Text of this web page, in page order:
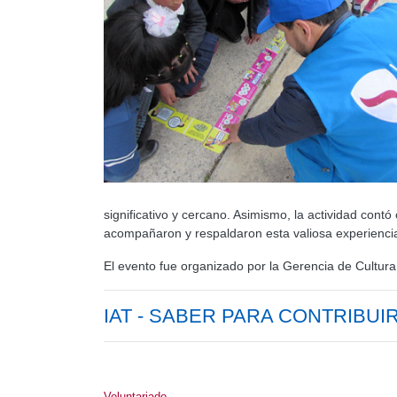
significativo y cercano. Asimismo, la actividad
acompañaron y respaldaron esta valiosa
El evento fue organizado por la Gerencia de
IAT - SABER PARA